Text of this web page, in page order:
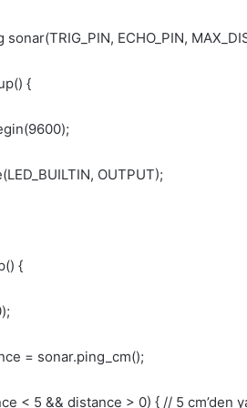
sonar(TRIG_PIN, ECHO_PIN,
{
OUTPUT);
{
= sonar.ping_cm();
< 5 && distance > 0) { // 5 cm’den